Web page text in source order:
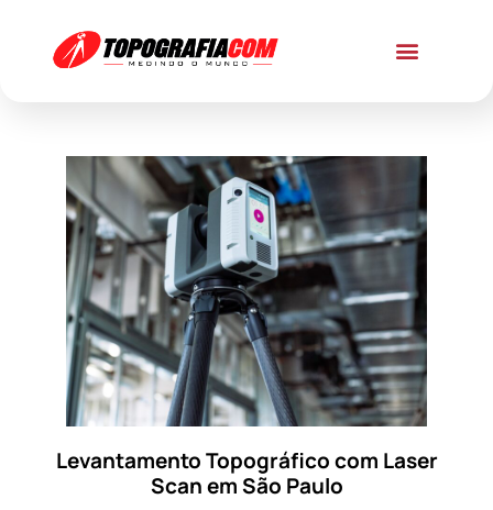
Levantamento Topográfico com Laser
Scan em São Paulo